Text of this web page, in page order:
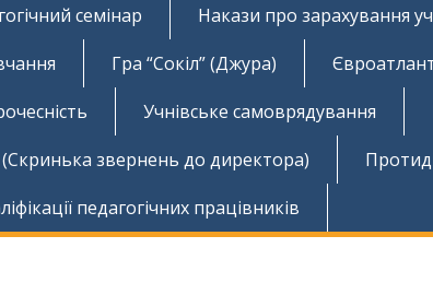
семінар
Накази про зарахування
Гра “Сокіл” (Джура)
Учнівське самоврядування
звернень до директора)
педагогічних працівників